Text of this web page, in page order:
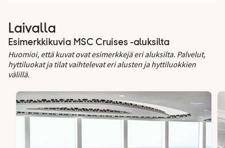
Laivalla
Esimerkkikuvia MSC Cruises -aluksilta
Huomioi, että kuvat ovat esimerkkejä eri aluksilta. Palvelut,
hyttiluokat ja tilat vaihtelevat eri alusten ja hyttiluokkien
välillä.